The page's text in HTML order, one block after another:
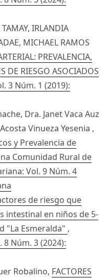
IRLANDIA
MICHAEL RAMOS
PREVALENCIA,
DE RIESGO ASOCIADOS
3 Núm. 1 (2019):
Dra. Janet Vaca Auz
Vinueza Yesenia ,
y Prevalencia de
Comunidad Rural de
Vol. 9 Núm. 4
de riesgo que
intestinal en niños de 5-
"La Esmeralda" ,
Núm. 3 (2024):
Robalino, FACTORES